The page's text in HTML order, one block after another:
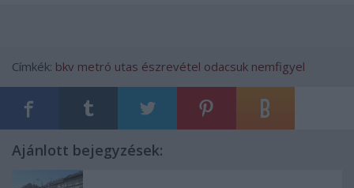
Címkék: bkv metró utas észrevétel odacsuk nemfigyel
Ajánlott bejegyzések: